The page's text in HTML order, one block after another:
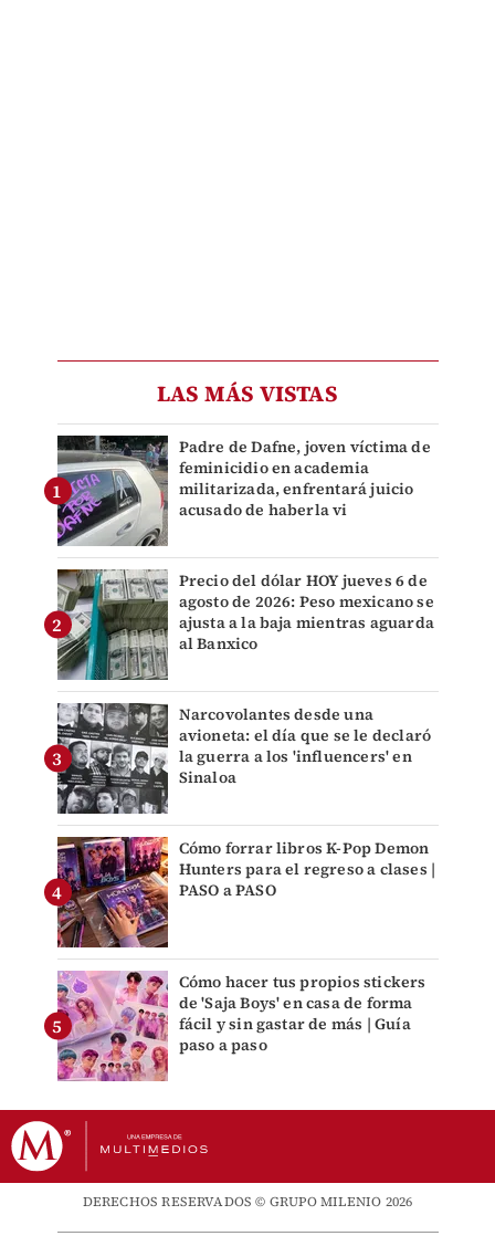
LAS MÁS VISTAS
Padre de Dafne, joven víctima de
feminicidio en academia
militarizada, enfrentará juicio
acusado de haberla vi
Precio del dólar HOY jueves 6 de
agosto de 2026: Peso mexicano se
ajusta a la baja mientras aguarda
al Banxico
Narcovolantes desde una
avioneta: el día que se le declaró
la guerra a los 'influencers' en
Sinaloa
Cómo forrar libros K-Pop Demon
Hunters para el regreso a clases |
PASO a PASO
Cómo hacer tus propios stickers
de 'Saja Boys' en casa de forma
fácil y sin gastar de más | Guía
paso a paso
DERECHOS RESERVADOS © GRUPO MILENIO 2026